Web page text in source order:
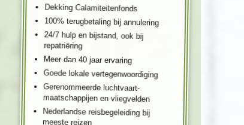
Dekking Calamiteitenfonds
100% terugbetaling bij annulering
24/7 hulp en bijstand, ook bij
repatriëring
Meer dan 40 jaar ervaring
Goede lokale vertegenwoordiging
Gerenommeerde luchtvaart-
maatschappijen en vliegvelden
Nederlandse reisbegeleiding bij
meeste reizen